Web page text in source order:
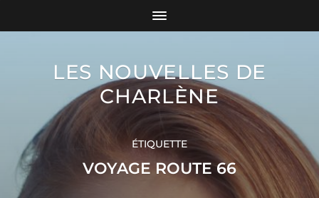
LES NOUVELLES DE
CHARLÈNE
ÉTIQUETTE
VOYAGE ROUTE 66